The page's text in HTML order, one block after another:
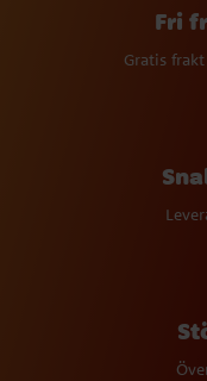
Fri
Gratis